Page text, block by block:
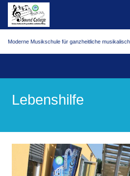
Moderne Musikschule für ganzheitliche
Lebenshilfe